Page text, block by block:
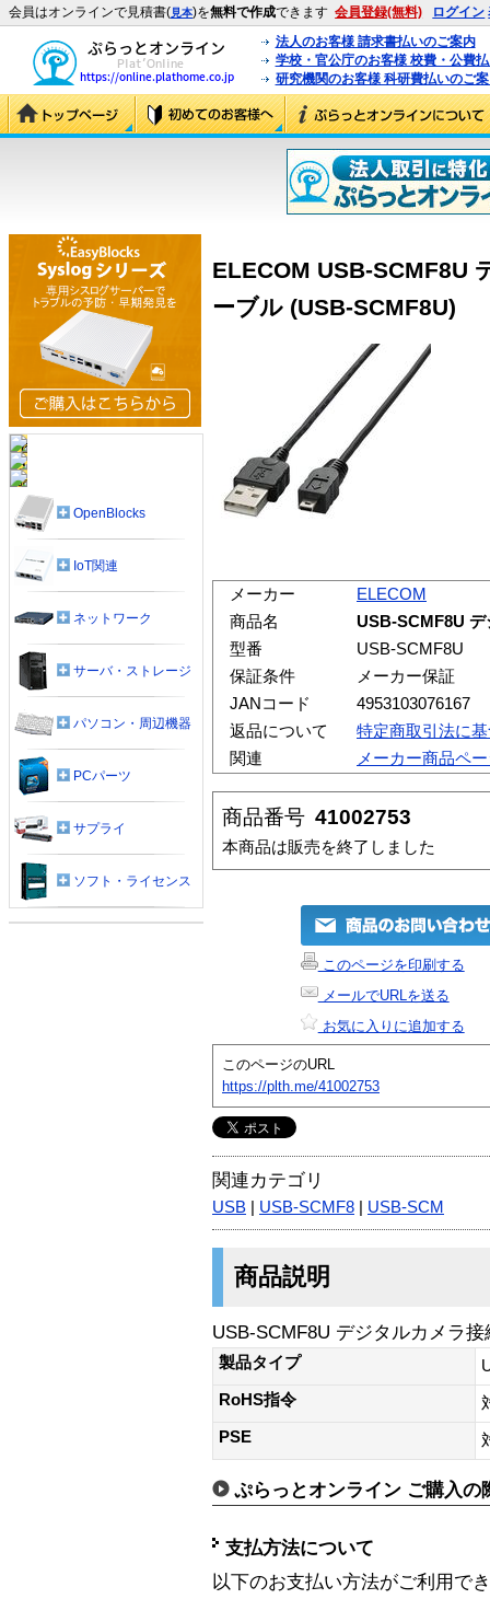
会員はオンラインで見積書(見本)を無料で作成できます 会員登録(無料) ログイン
法人のお客様 請求書払いのご案内
学校・官公庁のお客様 校費・公費
研究機関のお客様 科研費払いのご
ELECOM USB-SCMF8U
ーブル (USB-SCMF8U)
メーカー
ELECOM
商品名
USB-SCMF8U
型番
USB-SCMF8U
保証条件
メーカー保証
JANコード
4953103076167
返品について
特定商取引法に
関連
メーカー商品ペ
商品番号 41002753
本商品は販売を終了しました
このページを印刷する
メールでURLを送る
お気に入りに追加する
このページのURL
https://plth.me/41002753
関連カテゴリ
USB USB-SCMF8 USB-SCM
商品説明
USB-SCMF8U デジタルカメラ
製品タイプ
RoHS指令
PSE
ぷらっとオンライン ご購入の
支払方法について
以下のお支払い方法がご利用で
OpenBlocks
IoT関連
ネットワーク
サーバ・ストレージ
パソコン・周辺機器
PCパーツ
サプライ
ソフト・ライセンス